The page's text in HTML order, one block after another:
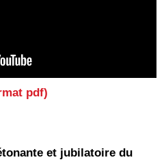
pdf)
et jubilatoire du